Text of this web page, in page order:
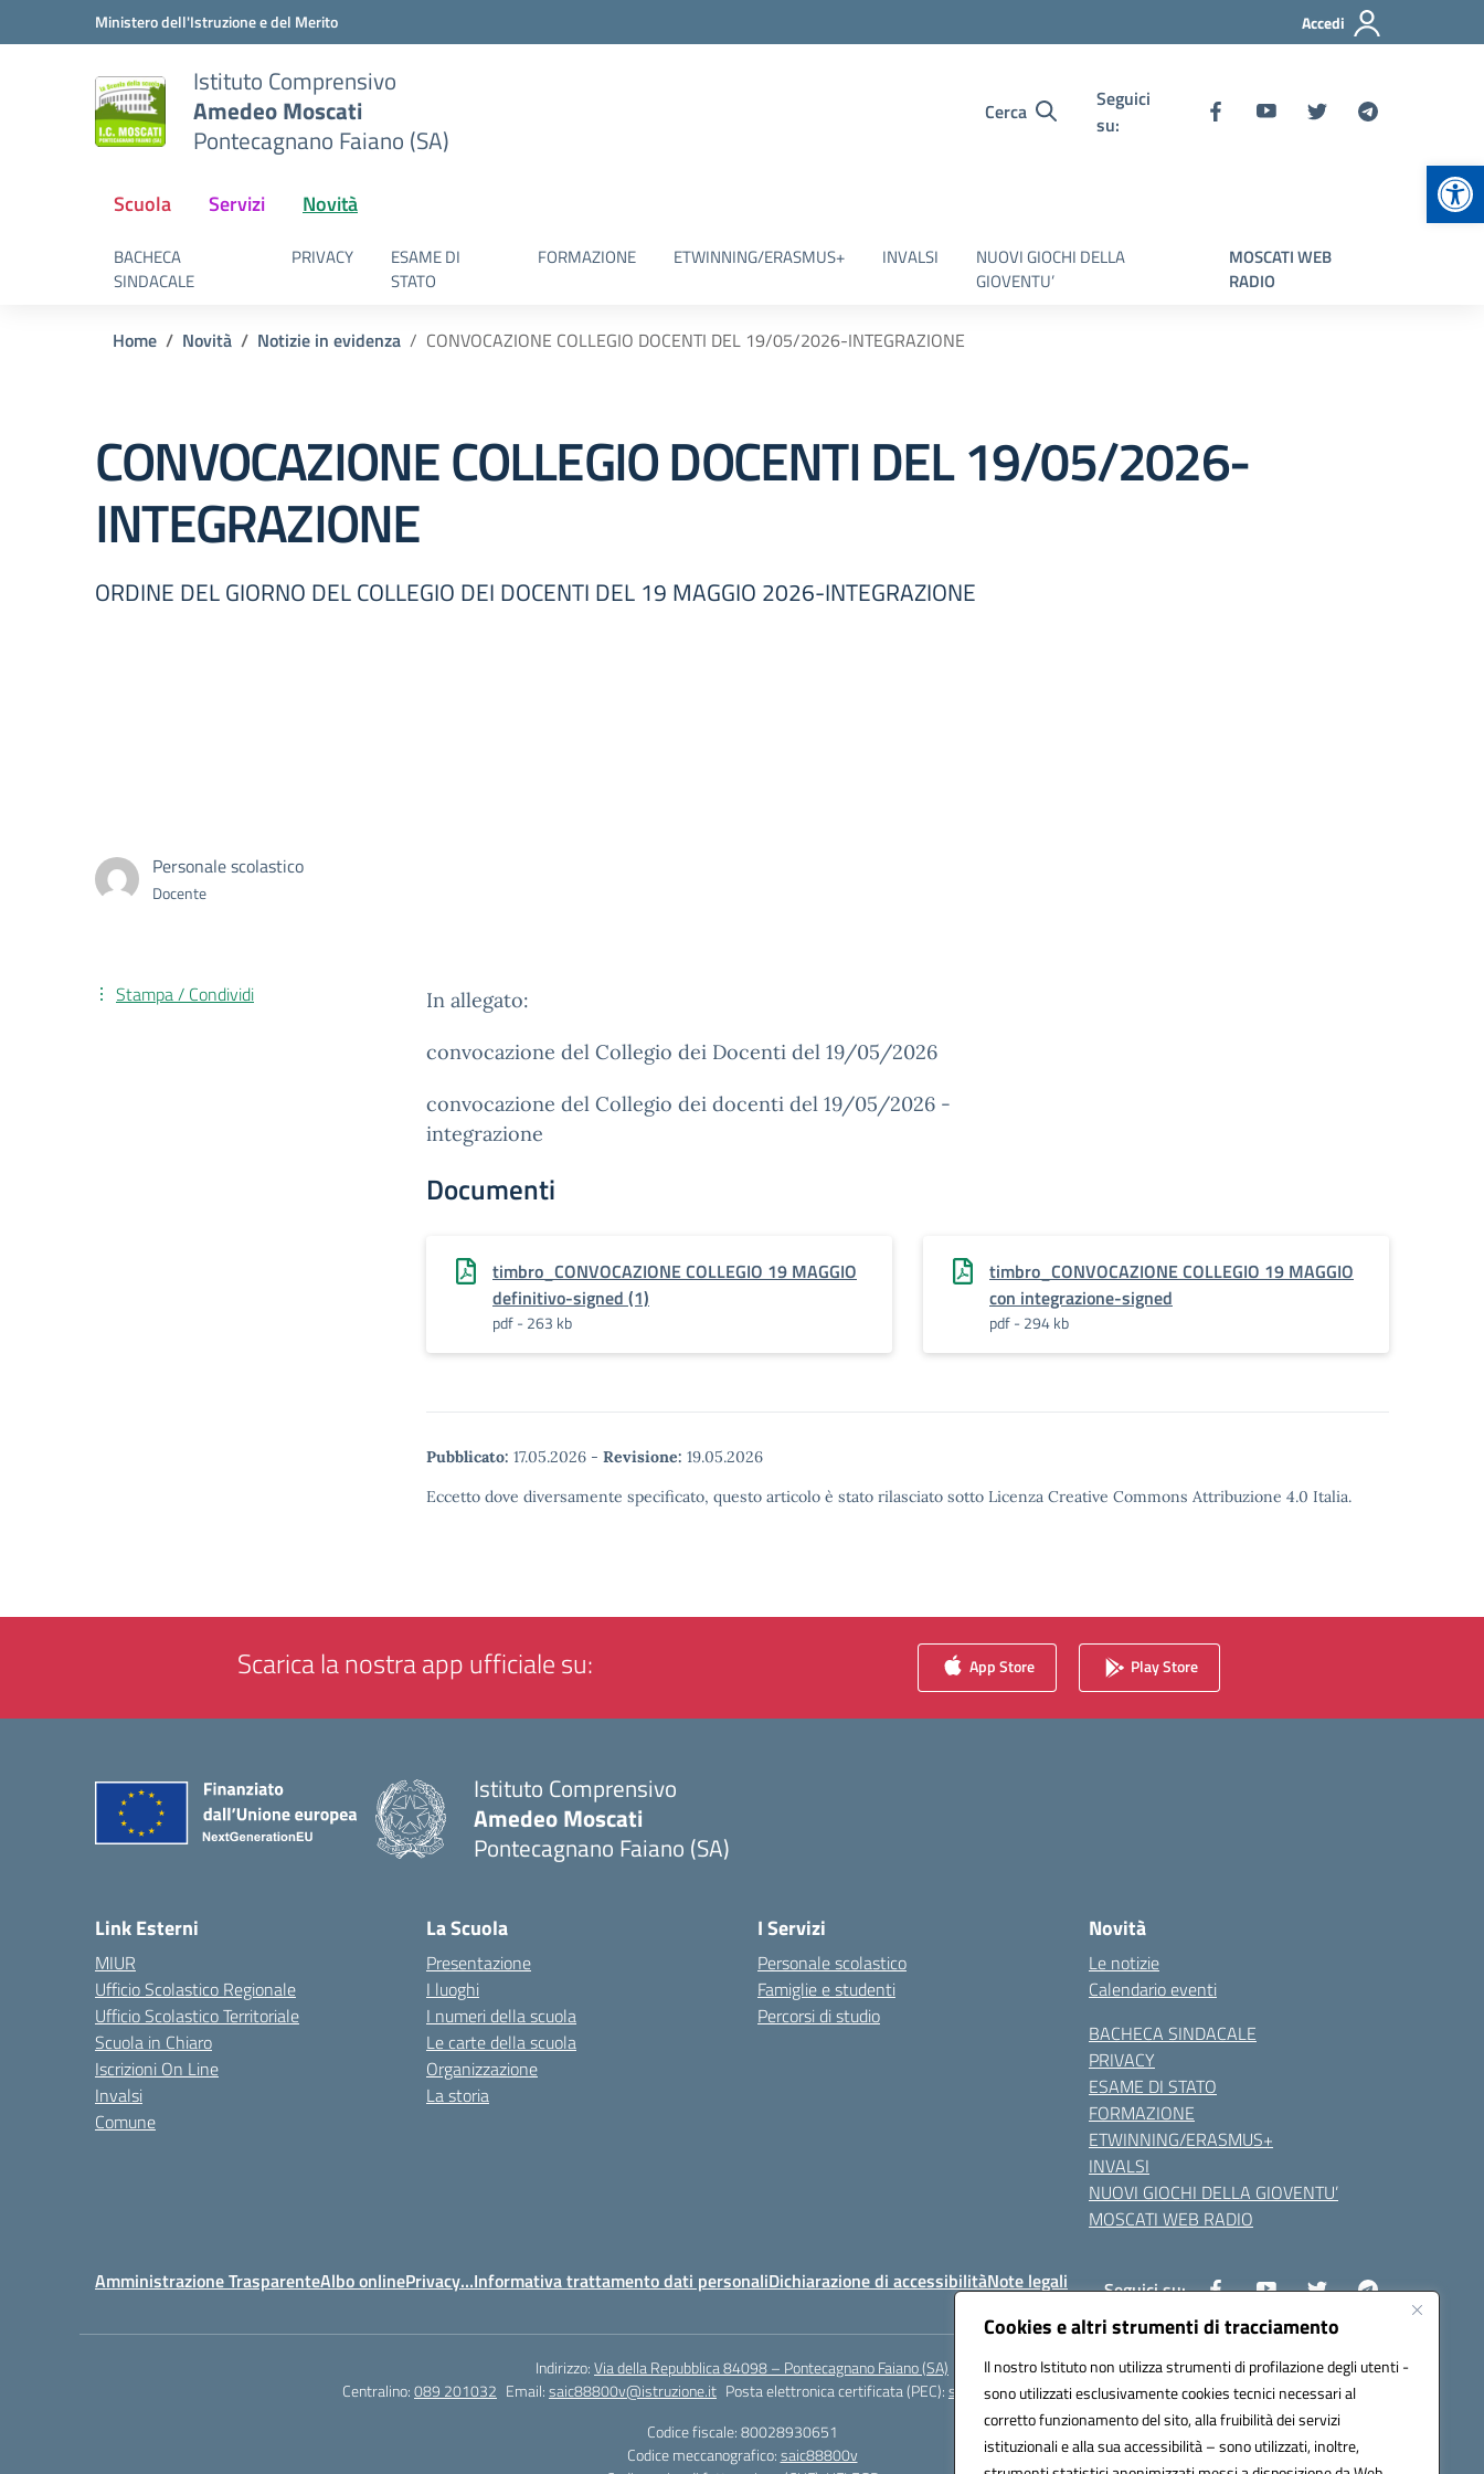
Cookies e altri strumenti di tracciamento
Il nostro Istituto non utilizza strumenti di profilazione degli utenti -
sono utilizzati esclusivamente cookies tecnici necessari al
corretto funzionamento del sito, alla fruibilità dei servizi
istituzionali e alla sua accessibilità – sono utilizzati, inoltre,
Vai ai contenuti
Vai al menu di navigazioneMinistero dell'Istruzione e del Merito Accedi
Istituto Comprensivo
Amedeo Moscati
Pontecagnano Faiano (SA)
Cerca
Seguici
su:
Scuola Servizi Novità
BACHECA
SINDACALE
PRIVACY
ESAME DI
STATO
FORMAZIONE ETWINNING/ERASMUS+ INVALSI
NUOVI GIOCHI DELLA
GIOVENTU’
MOSCATI WEB
RADIO
Home Novità Notizie in evidenza CONVOCAZIONE COLLEGIO DOCENTI DEL 19/05/2026-INTEGRAZIONE
CONVOCAZIONE COLLEGIO DOCENTI DEL 19/05/2026-
INTEGRAZIONE
ORDINE DEL GIORNO DEL COLLEGIO DEI DOCENTI DEL 19 MAGGIO 2026-INTEGRAZIONE
Personale scolastico
Docente
In allegato:
convocazione del Collegio dei Docenti del 19/05/2026
convocazione del Collegio dei docenti del 19/05/2026 -
integrazione
Documenti
timbro_CONVOCAZIONE COLLEGIO 19 MAGGIO
definitivo-signed (1)
pdf - 263 kb
timbro_CONVOCAZIONE COLLEGIO 19 MAGGIO
con integrazione-signed
pdf - 294 kb
Pubblicato: 17.05.2026 - Revisione: 19.05.2026
Eccetto dove diversamente specificato, questo articolo è stato rilasciato sotto Licenza Creative Commons Attribuzione 4.0 Italia.
Stampa / Condividi
Scarica la nostra app ufficiale su: App Store Play Store
Istituto Comprensivo
Amedeo Moscati
Pontecagnano Faiano (SA)
Link Esterni
MIUR
Ufficio Scolastico Regionale
Ufficio Scolastico Territoriale
Scuola in Chiaro
Iscrizioni On Line
Invalsi
Comune
La Scuola
Presentazione
I luoghi
I numeri della scuola
Le carte della scuola
Organizzazione
La storia
I Servizi
Personale scolastico
Famiglie e studenti
Percorsi di studio
Novità
Le notizie
Calendario eventi
BACHECA SINDACALE
PRIVACY
ESAME DI STATO
FORMAZIONE
ETWINNING/ERASMUS+
INVALSI
NUOVI GIOCHI DELLA GIOVENTU’
MOSCATI WEB RADIO
Amministrazione TrasparenteAlbo onlinePrivacy…Informativa trattamento dati personaliDichiarazione di accessibilitàNote legali Seguici su:
Indirizzo:Via della Repubblica 84098 – Pontecagnano Faiano (SA)
Centralino:089 201032 Email:saic88800v@istruzione.it Posta elettronica certificata (PEC):saic88800v@pec.istruzione.it
Codice fiscale: 80028930651
Codice meccanografico:saic88800v